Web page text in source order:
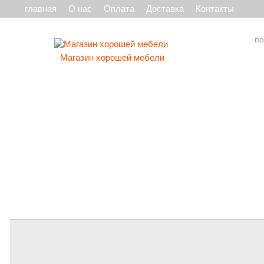
главная О нас Оплата Доставка Контакты
Магазин хорошей мебели